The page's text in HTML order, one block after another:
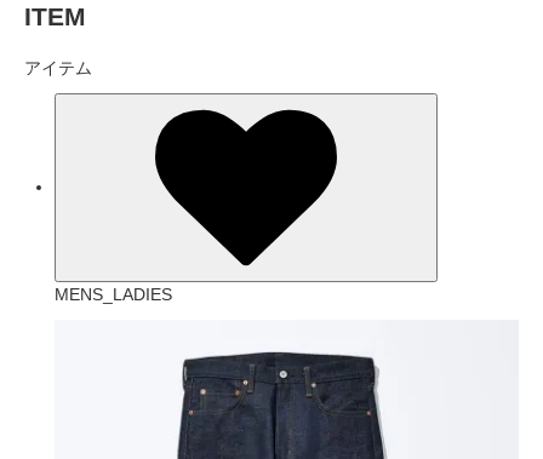
ITEM
アイテム
MENS_LADIES